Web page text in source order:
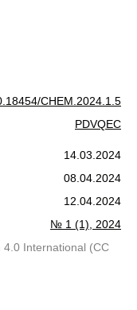
CHEM.2024.1.5
PDVQEC
14.03.2024
08.04.2024
12.04.2024
№ 1 (1), 2024
4.0 International (CC